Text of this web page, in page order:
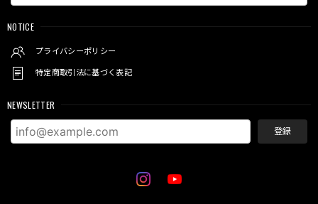
NOTICE
プライバシーポリシー
特定商取引法に基づく表記
NEWSLETTER
登録